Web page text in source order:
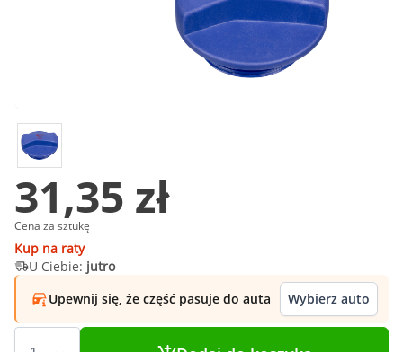
31,35 zł
Cena za sztukę
Kup na raty
U Ciebie: jutro
Upewnij się, że część pasuje do auta
Wybierz auto